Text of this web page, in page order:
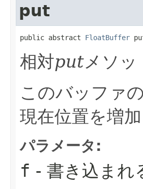
put
public abstract FloatBuffer
相対putメソ
このバッファ
現在位置を増加
パラメータ:
f - 書き込ま